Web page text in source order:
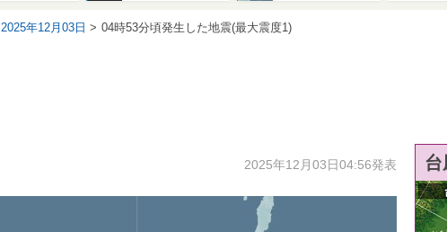
2025年12月03日 04時53分頃発生した地震(最大震度1)
2025年12月03日04:56発表